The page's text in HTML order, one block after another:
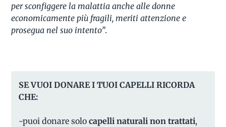
per sconfiggere la malattia anche alle donne
economicamente più fragili, meriti attenzione e
prosegua nel suo intento”.
SE VUOI DONARE I TUOI CAPELLI RICORDA
CHE:
-puoi donare solocapelli naturali non trattati,